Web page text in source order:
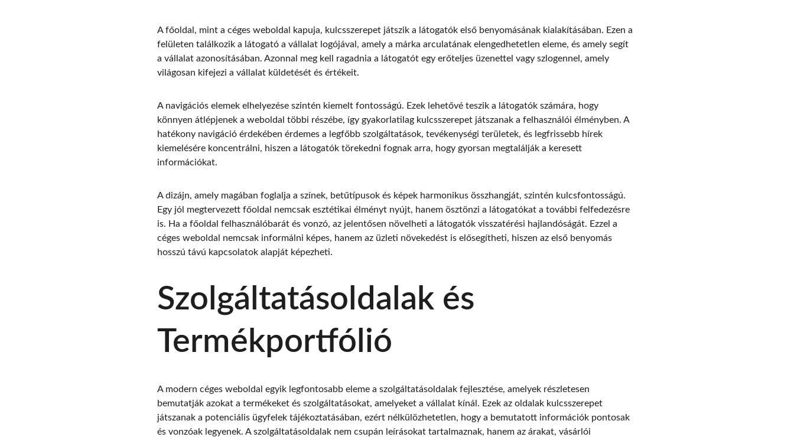
A főoldal, mint a céges weboldal kapuja, kulcsszerepet játszik a látogatók első benyomásának kialakításában. Ezen a
felületen találkozik a látogató a vállalat logójával, amely a márka arculatának elengedhetetlen eleme, és amely segít
a vállalat azonosításában. Azonnal meg kell ragadnia a látogatót egy erőteljes üzenettel vagy szlogennel, amely
világosan kifejezi a vállalat küldetését és értékeit.
A navigációs elemek elhelyezése szintén kiemelt fontosságú. Ezek lehetővé teszik a látogatók számára, hogy
könnyen átlépjenek a weboldal többi részébe, így gyakorlatilag kulcsszerepet játszanak a felhasználói élményben. A
hatékony navigáció érdekében érdemes a legfőbb szolgáltatások, tevékenységi területek, és legfrissebb hírek
kiemelésére koncentrálni, hiszen a látogatók törekedni fognak arra, hogy gyorsan megtalálják a keresett
információkat.
A dizájn, amely magában foglalja a színek, betűtípusok és képek harmonikus összhangját, szintén kulcsfontosságú.
Egy jól megtervezett főoldal nemcsak esztétikai élményt nyújt, hanem ösztönzi a látogatókat a további felfedezésre
is. Ha a főoldal felhasználóbarát és vonzó, az jelentősen növelheti a látogatók visszatérési hajlandóságát. Ezzel a
céges weboldal nemcsak informálni képes, hanem az üzleti növekedést is elősegítheti, hiszen az első benyomás
hosszú távú kapcsolatok alapját képezheti.
Szolgáltatásoldalak és
Termékportfólió
A modern céges weboldal egyik legfontosabb eleme a szolgáltatásoldalak fejlesztése, amelyek részletesen
bemutatják azokat a termékeket és szolgáltatásokat, amelyeket a vállalat kínál. Ezek az oldalak kulcsszerepet
játszanak a potenciális ügyfelek tájékoztatásában, ezért nélkülözhetetlen, hogy a bemutatott információk pontosak
és vonzóak legyenek. A szolgáltatásoldalak nem csupán leírásokat tartalmaznak, hanem az árakat, vásárlói